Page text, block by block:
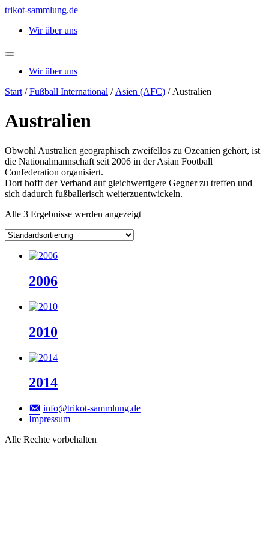
Zum
springen
trikot-sammlung.de
Wir über uns
Wir über uns
Start /Fußball International / Asien (AFC) / Australien
Australien
Obwohl Australien geographisch zweifellos zu Ozeanien gehört, ist
die Nationalmannschaft seit 2006 in der Asian Football
Confederation organisiert.
Dort hofft der Verband auf gleichwertigere Gegner zu treffen und
sich dadurch fußballerisch weiterzuentwickeln.
Alle 3 Ergebnisse werden angezeigt
2006
2010
2014
info@trikot-sammlung.de
Impressum
Alle Rechte vorbehalten